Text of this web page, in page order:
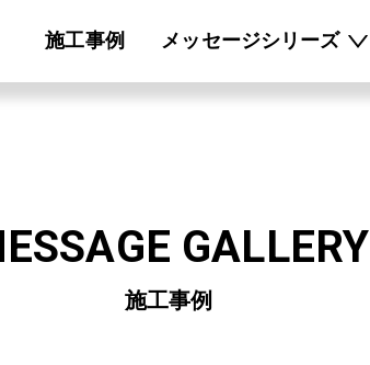
施工事例 メッセージシリーズ
GALLERY
施工事例